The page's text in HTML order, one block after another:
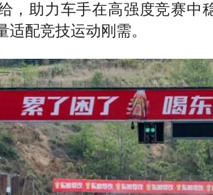
，助力车手在高强度竞赛中
适配竞技运动刚需。